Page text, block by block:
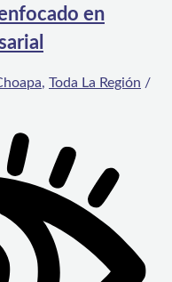
en
, Toda La Región /